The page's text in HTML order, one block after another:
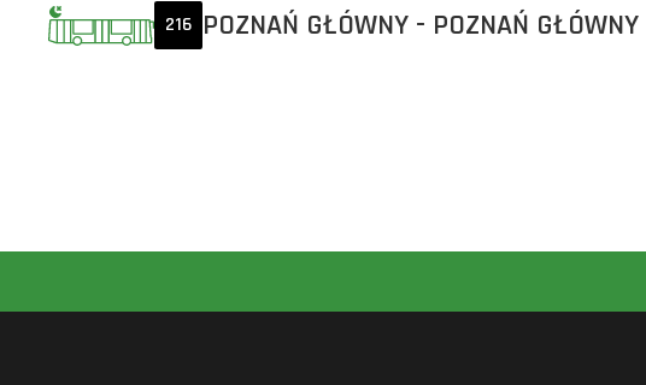
216 POZNAŃ GŁÓWNY - POZNAŃ GŁÓWNY